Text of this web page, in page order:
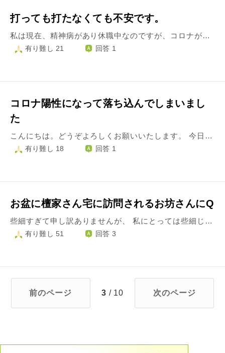
打っても打たなくても不安です。
私は現在、精神病があり休職中なのですが、コロナが減るどころか増える一方で、日々不安を抱えています。 ワクチン接種は、する機会があったのですが、かなり悩んだ末に、打たない事を選択しました。 私の精神病的に打ったら打ったで、色々と不安になるので、打たない選択をしたのですが、打たない選択をしたらしたで、コロナにかかったらどうしよ…という不安があり、どっちを選択しても、不安が尽きません。 それに加えて、私の弟が休日になると、友達に会ったり出かたりするので、凄くヒヤヒヤしてしまいます。 家には祖父母も居るし、家族で住んでいて一人暮らしの時とは状況が違うし、ましてや、まん防や緊急事態宣言が出ていたり、感染者が増えてきている中で、不要不急の外出をする意味が分かりません。 弟ひとりだけの問題ではないし、もし感染したら職場にも家族にも迷惑をかけるし、大切な人を亡くしてしまうかもしれないのに、何でそういう事を考えられないんだろうと思ってしまいます。 家族が弟に注意しても全く聞いてくれません。でも、感染してからでは遅いし、いくら言っても注意は聞かないし、私自身、まいってしまっています。 この不安が、コロナ禍になってからずっとあって、休職中に入っても不安が消えないです…。 なるべく考えないようにしたり、不安にならないようにしたいのですが、どうすればいいのか分かりません。 私はコロナが流行ってきた去年の1月から、友達に会っておらず、必要最低限の外出しかしていません。 なのに、弟や自粛せずに遊んだり旅行したり集まったりする人を見たり聞いたり、すると凄く腹が立ちます。 私は何の為にずっと我慢しているんだと、自分でバカバカしくなってきます。 ちゃんと自粛して我慢している人も沢山いるのに、我慢や自粛をしない人がいるからこんなにも流行っているんだと思うと、我慢している人達が可哀想だし、行事が全部無くなってしまった学生さんも凄く可哀想だなと思ってしまいます。 不安にならないようにするにはどうすれば良いでしょうか。 また、どのような心持ちで日々を過ごせば良いでしょうか。
有り難し 21 回答 1
コロナ陽性になって落ち込んでしまいまし
た
こんにちは。どうぞよろしくお願いいたします。 今日コロナ陽性と分かり、体調も悪いので寝ています。 毎日テレワークと日常の買い物しか出かけてなかったのにどうしてだろう、対策が足りなかったのかと意味もなく携帯で検索ばかりしてしまいます。 私のせいで子ども達は濃厚接触者になり、2学期の初旬は学校を休まないといけません。 自分の仕事でも会社の人に迷惑をかけるし、夫も出勤できないでしょう。 もっと重症の人がいて大変なのに甘いことを言っているなという自覚はあるんですが、これから先のことを考えると周りの人に迷惑かけすぎてると思って、子どもにも会えないし悲しくてずっと泣いています。 もともとメンタルが弱いからというのもありますが。 とりとめのないことをご相談して申し訳ありません。 もともと神経質でコロナ鬱気味だったと思いますが、いよいよ自分が感染して何かがプツっと切れたような、足元が崩れたような感覚になってしまって悲しくてしょうがないです。 それ以外にも、ここ2ヶ月くらいで体調不良が続き、ずっとなんとか無理してやってきましたが今回の感染でもう何かが切れてしまいました。
有り難し 18 回答 1
お盆に檀家さん宅に訪問されるお坊さんにQ
些細すぎて申し訳ありませんが、 私にとっては些細じゃないことなので教えて下さい。 もし檀家さんのお宅に訪問されたとして、 コロナ禍前のようにお茶出されたらどうされますか？ 私がお坊さんなら我慢して飲むけど怖いです。 お盆にお坊さんにお参りに来て頂く予定があります。 話は横道逸れますが、コロナの第3波の頃、義母が調子を 崩し、最悪(葬儀)のことまで想定したため、常にペットボトル (500ml)のお茶をまとめて買うようにしました。 コミュニケーションがうまくいっているお坊さんなら 「こんなご時世ですけど、どうしましょう。1本持っていかれますか？」 ぐらい言うところですが、ちょっと言えるタイプではありません。 あまりコロナに対して過敏なご住職でもなさそうですが… 主人はペットボトルを差し出したら、絶対に失礼だと言うと思います。 本人的には頑張ってくれていますが、かなり残念な感染対策なので 私が段ボールでお茶を買ったのも理解が出来ていないみたいです。 正直どうされるのが最適解だと思われますか？ 忌憚ないご意見、どうぞよろしくお願いいたします。
有り難し 51 回答 3
前のページ 3 / 10 次のページ